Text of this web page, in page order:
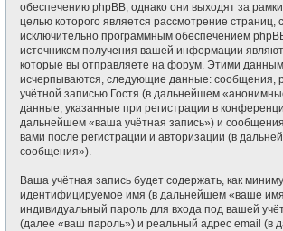
обеспечению phpBB, однако они выходят за рамки
целью которого является рассмотрение страниц,
исключительно программным обеспечением
источником получения вашей информации
которые вы отправляете на форум. Этими
исчерпываются, следующие данные: сообщения,
учётной записью Гостя (в дальнейшем
данные, указанные при регистрации в
дальнейшем «ваша учётная запись») и
вами после регистрации и авторизации (в
сообщения»).
Ваша учётная запись будет содержать, как
идентифицируемое имя (в дальнейшем «ваше
индивидуальный пароль для входа под вашей
(далее «ваш пароль») и реальный адрес email (в